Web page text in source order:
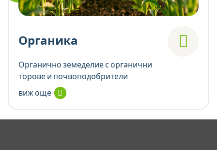
Органика
Органично земеделие с органични
торове и почвоподобрители
виж още